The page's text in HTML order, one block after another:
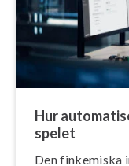
Hur
spelet
Den finkemiska